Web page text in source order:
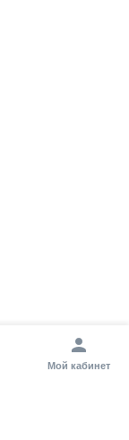
Мой кабинет